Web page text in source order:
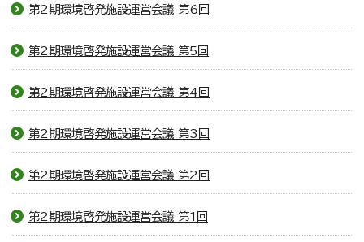
第2期環境啓発施設運営会議 第6回
第2期環境啓発施設運営会議 第5回
第2期環境啓発施設運営会議 第4回
第2期環境啓発施設運営会議 第3回
第2期環境啓発施設運営会議 第2回
第2期環境啓発施設運営会議 第1回